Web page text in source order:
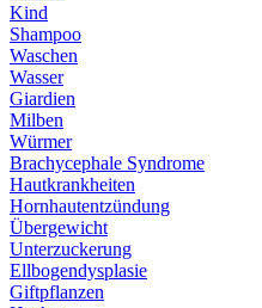
Kind
Shampoo
Waschen
Wasser
Giardien
Milben
Würmer
Brachycephale Syndrome
Hautkrankheiten
Hornhautentzündung
Übergewicht
Unterzuckerung
Ellbogendysplasie
Giftpflanzen